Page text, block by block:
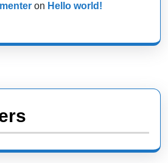
on Hello world!